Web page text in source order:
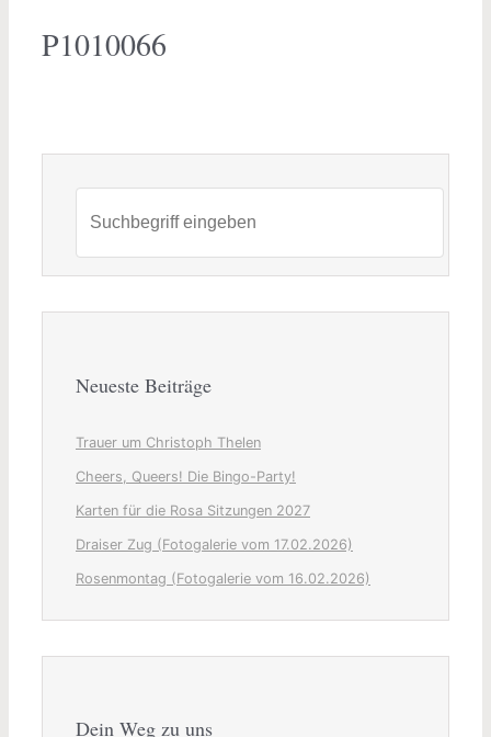
P1010066
Neueste Beiträge
Trauer um Christoph Thelen
Cheers, Queers! Die Bingo-Party!
Karten für die Rosa Sitzungen 2027
Draiser Zug (Fotogalerie vom 17.02.2026)
Rosenmontag (Fotogalerie vom 16.02.2026)
Dein Weg zu uns